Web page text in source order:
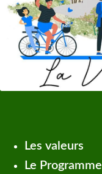
Les valeurs
Le Programme